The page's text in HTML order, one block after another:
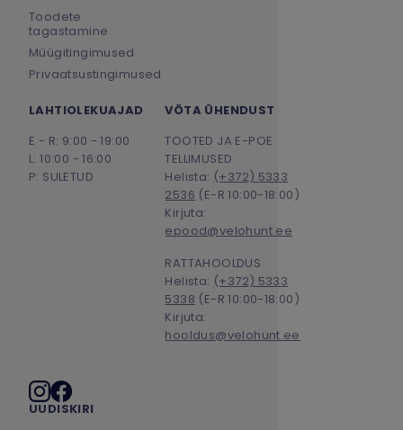
Toodete
tagastamine
Müügitingimused
Privaatsustingimused
LAHTIOLEKUAJAD
E - R: 9:00 - 19:00
L: 10:00 - 16:00
P: SULETUD
VÕTA ÜHENDUST
TOOTED JA E-POE
TELLIMUSED
Helista: (+372) 5333
2536 (E-R 10:00-18:00)
Kirjuta:
epood@velohunt.ee
RATTAHOOLDUS
Helista: (+372) 5333
5338 (E-R 10:00-18:00)
Kirjuta:
hooldus@velohunt.ee
Sotsiaalmeedia
UUDISKIRI